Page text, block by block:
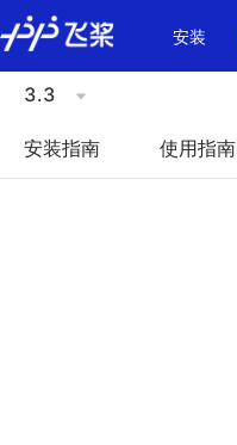
\u200E
安装
3.3
安装指南 使用指南